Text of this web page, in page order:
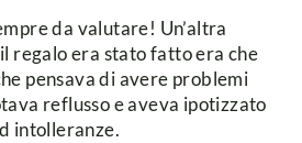
da valutare! Un’altra
regalo era stato fatto era che
pensava di avere problemi
reflusso e aveva ipotizzato
intolleranze.